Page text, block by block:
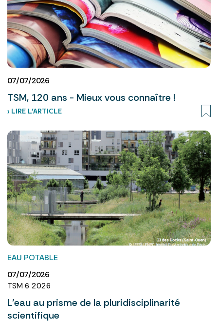
07/07/2026
TSM, 120 ans - Mieux vous connaître !
› LIRE L’ARTICLE
EAU POTABLE
07/07/2026
TSM 6 2026
L’eau au prisme de la pluridisciplinarité
scientifique